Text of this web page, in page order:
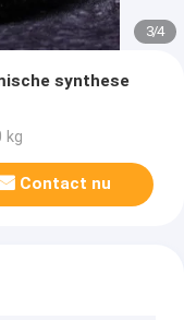
3/4
synthese
kg
Contact nu